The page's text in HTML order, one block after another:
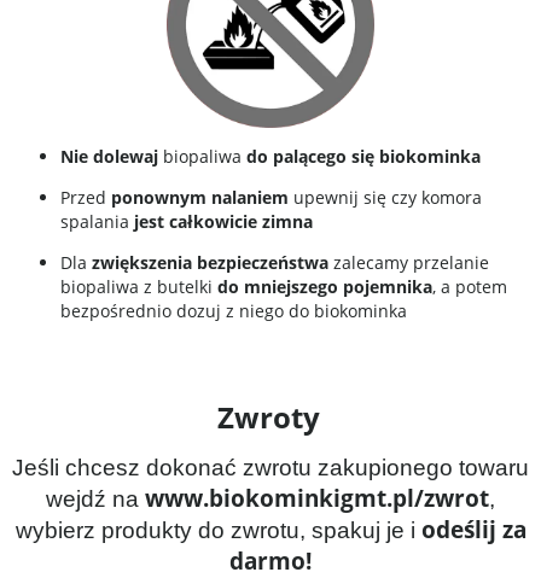
Nie dolewaj biopaliwa do palącego się biokominka
Przed ponownym nalaniem upewnij się czy komora
spalania jest całkowicie zimna
Dla zwiększenia bezpieczeństwa zalecamy przelanie
biopaliwa z butelki do mniejszego pojemnika, a potem
bezpośrednio dozuj z niego do biokominka
Zwroty
Jeśli chcesz dokonać zwrotu zakupionego towaru
wejdź na www.biokominkigmt.pl/zwrot,
wybierz produkty do zwrotu, spakuj je i odeślij za
darmo!